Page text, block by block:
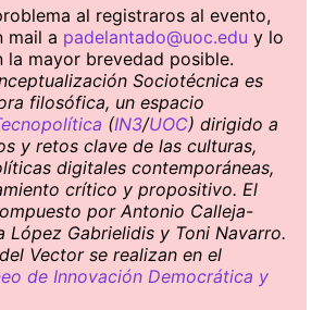
al registraros al evento,
mail a padelantado@uoc.edu y lo
la mayor brevedad posible.
Sociotécnica es
filosófica, un espacio
(IN3/UOC) dirigido a
y retos clave de las culturas,
digitales contemporáneas,
crítico y propositivo. El
por Antonio Calleja-
López Gabrielidis y Toni Navarro.
Vector se realizan en el
de Innovación Democrática y